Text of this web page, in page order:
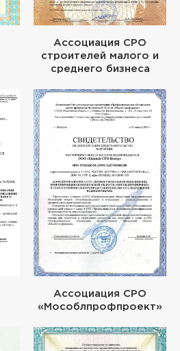
Ассоциация СРО
строителей малого и
среднего бизнеса
Ассоциация СРО
«Мособлпрофпроект»